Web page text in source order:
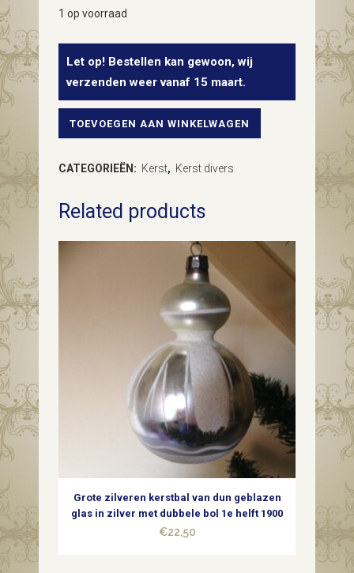
1 op voorraad
Let op! Bestellen kan gewoon, wij
verzenden weer vanaf 15 maart.
Oude
met
87,3
TOEVOEGEN AAN WINKELWAGEN
CATEGORIEËN: Kerst, Kerst divers
Related products
Grote zilveren kerstbal van dun geblazen
glas in zilver met dubbele bol 1e helft 1900
€22,50